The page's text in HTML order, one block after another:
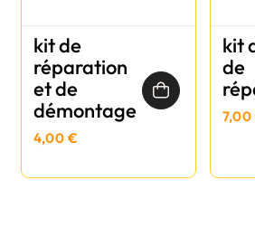
kit de
réparation
et de
démontage
4,00 €
kit
de
7,00